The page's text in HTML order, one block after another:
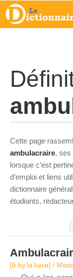
Cette page
ambulacraire, ses
lorsque c’est
d’emploi et liens
dictionnaire
étudiants,
[ɑ̃.by.la.kʁɛʁ] /